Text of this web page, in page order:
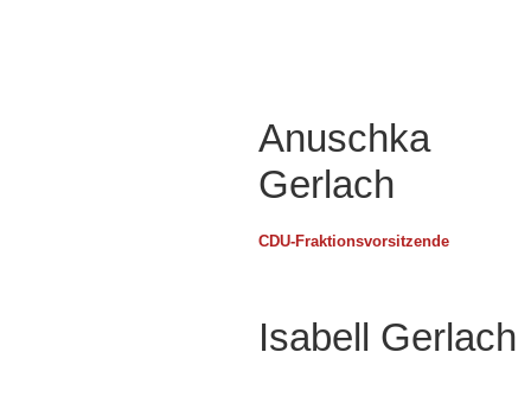
Anuschka
Gerlach
CDU-Fraktionsvorsitzende
Isabell Gerlach